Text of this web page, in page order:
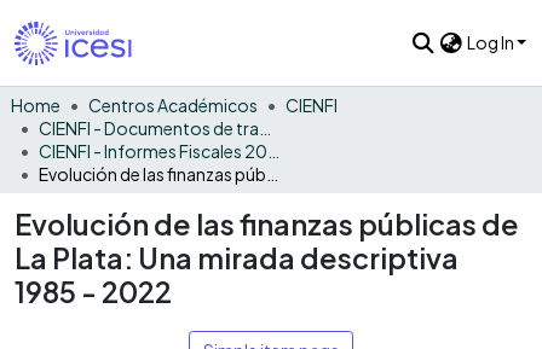
Log In
Home Centros Académicos
CIENFI
Evolución de las finanzas públicas de
La Plata: Una mirada descriptiva
1985 - 2022